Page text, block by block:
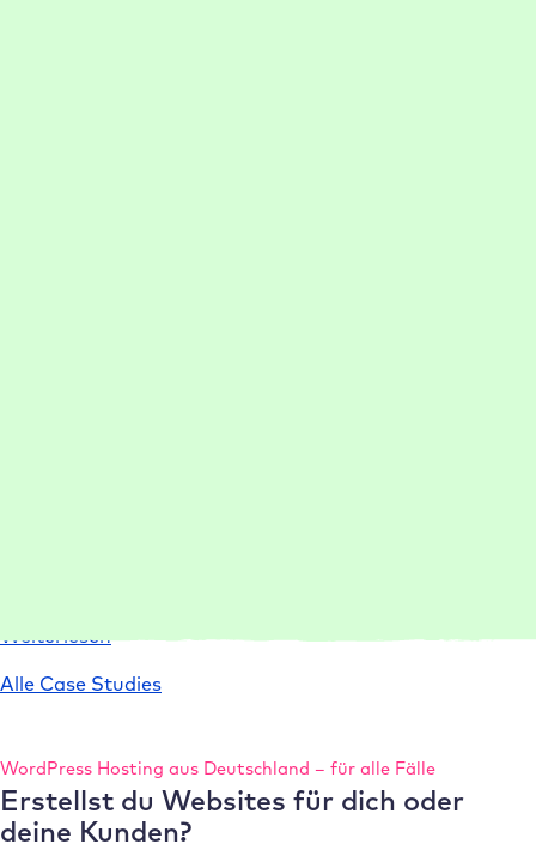
Weiterlesen:
Study
Alle Case Studies
WordPress Hosting aus Deutschland – für alle Fälle
Erstellst du Websites für dich oder
deine Kunden?